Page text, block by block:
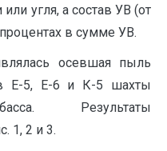
угля, а состав УВ (от
в сумме УВ.
осевшая пыль
Е-5, Е-6 и К-5 шахты
Результаты
1, 2 и 3.